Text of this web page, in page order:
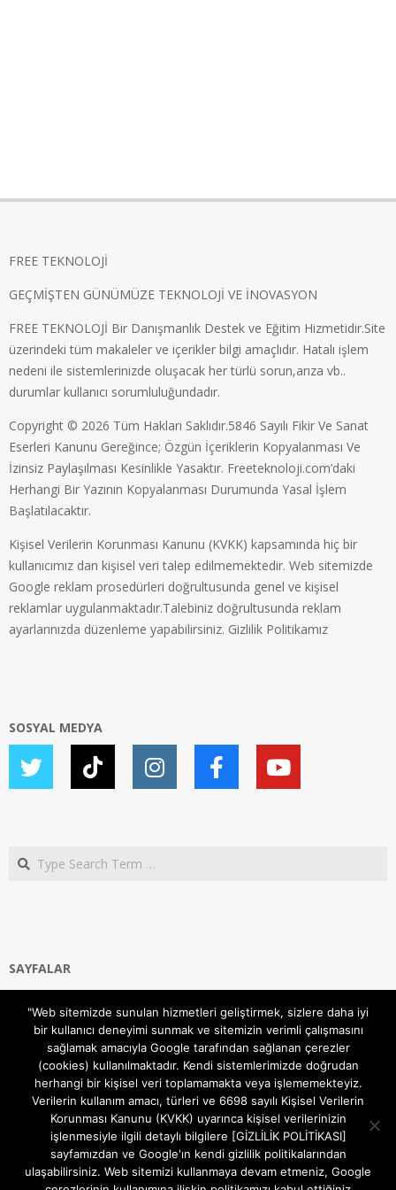
FREE TEKNOLOJİ
GEÇMİŞTEN GÜNÜMÜZE TEKNOLOJİ VE İNOVASYON
FREE TEKNOLOJİ Bir Danışmanlık Destek ve Eğitim Hizmetidir.Site
üzerindeki tüm makaleler ve içerikler bilgi amaçlıdır. Hatalı işlem
nedeni ile sistemlerinizde oluşacak her türlü sorun,arıza vb..
durumlar kullanıcı sorumluluğundadır.
Copyright © 2026 Tüm Hakları Saklıdır.5846 Sayılı Fikir Ve Sanat
Eserleri Kanunu Gereğince; Özgün İçeriklerin Kopyalanması Ve
İzinsiz Paylaşılması Kesinlikle Yasaktır. Freeteknoloji.com’daki
Herhangi Bir Yazının Kopyalanması Durumunda Yasal İşlem
Başlatılacaktır.
Kişisel Verilerin Korunması Kanunu (KVKK) kapsamında hiç bir
kullanıcımız dan kişisel veri talep edilmemektedir. Web sitemizde
Google reklam prosedürleri doğrultusunda genel ve kişisel
reklamlar uygulanmaktadır.Talebiniz doğrultusunda reklam
ayarlarınızda düzenleme yapabilirsiniz. Gizlilik Politikamız
SOSYAL MEDYA
Search
SAYFALAR
Gizlilik ve Çerezler (Cookies) Politikası
Hakkımızda
İletişim Kanalları
MODEM KURULUM
TEKNİK DESTEK
TELEVİZYON SİSTEMLERİ
"Web sitemizde sunulan hizmetleri geliştirmek, sizlere daha iyi
bir kullanıcı deneyimi sunmak ve sitemizin verimli çalışmasını
sağlamak amacıyla Google tarafından sağlanan çerezler
(cookies) kullanılmaktadır. Kendi sistemlerimizde doğrudan
herhangi bir kişisel veri toplamamakta veya işlememekteyiz.
Verilerin kullanım amacı, türleri ve 6698 sayılı Kişisel Verilerin
Korunması Kanunu (KVKK) uyarınca kişisel verilerinizin
işlenmesiyle ilgili detaylı bilgilere [GİZLİLİK POLİTİKASI]
sayfamızdan ve Google'ın kendi gizlilik politikalarından
ulaşabilirsiniz. Web sitemizi kullanmaya devam etmeniz, Google